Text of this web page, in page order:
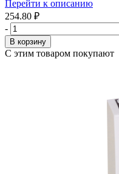
Перейти к описанию
254.80 ₽
-
В корзину
С этим товаром покупают